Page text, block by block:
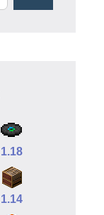
1.18
1.14